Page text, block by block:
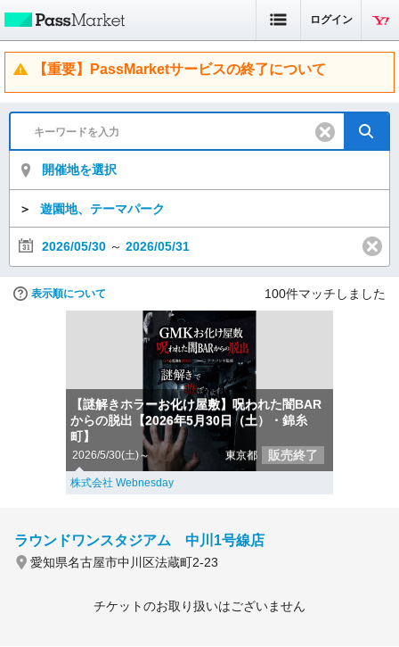
ログイン
【重要】PassMarketサービスの終了について
開催地を選択
＞ 遊園地、テーマパーク
2026/05/30 ～ 2026/05/31
表示順について 100件マッチしました
【謎解きホラーお化け屋敷】呪われた闇BAR
からの脱出【2026年5月30日（土）・錦糸
町】
2026/5/30(土)～ 東京都 販売終了
株式会社 Webnesday
ラウンドワンスタジアム 中川1号線店
愛知県名古屋市中川区法蔵町2-23
チケットのお取り扱いはございません